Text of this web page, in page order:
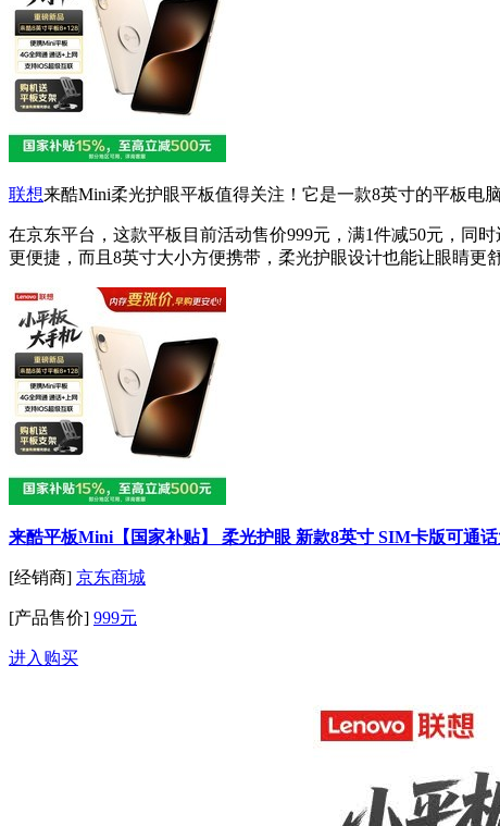
联想来酷Mini柔光护眼平板值得关注！它是一款8英寸的平板电
在京东平台，这款平板目前活动售价999元，满1件减50元，同
更便捷，而且8英寸大小方便携带，柔光护眼设计也能让眼睛更舒
来酷平板Mini【国家补贴】 柔光护眼 新款8英寸 SIM卡版可通
[经销商] 京东商城
[产品售价] 999元
进入购买